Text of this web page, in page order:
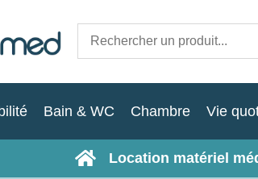
Bain & WC Chambre Vie
Location matériel